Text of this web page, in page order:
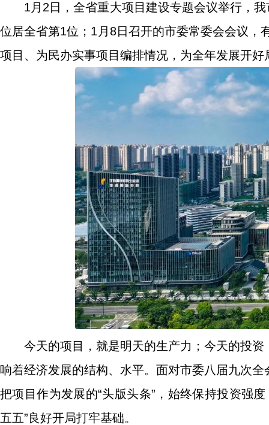
1月2日，全省重大项目建设专题会议举行，
位居全省第1位；1月8日召开的市委常委会会议
项目、为民办实事项目编排情况，为全年发展开好
今天的项目，就是明天的生产力；今天的投
响着经济发展的结构、水平。面对市委八届九次
把项目作为发展的“头版头条”，始终保持投资强
五五”良好开局打牢基础。